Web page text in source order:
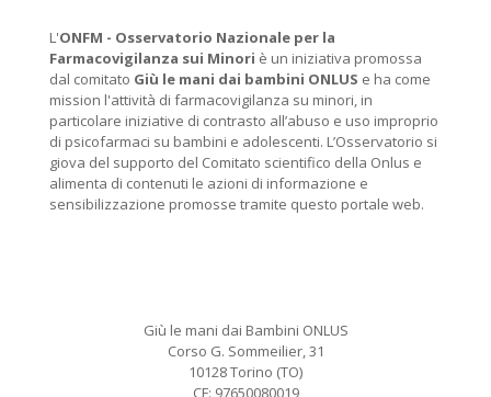
L'ONFM - Osservatorio Nazionale per la
Farmacovigilanza sui Minori è un iniziativa promossa
dal comitato Giù le mani dai bambini ONLUS e ha come
mission l'attività di farmacovigilanza su minori, in
particolare iniziative di contrasto all’abuso e uso improprio
di psicofarmaci su bambini e adolescenti. L’Osservatorio si
giova del supporto del Comitato scientifico della Onlus e
alimenta di contenuti le azioni di informazione e
sensibilizzazione promosse tramite questo portale web.
Giù le mani dai Bambini ONLUS
Corso G. Sommeilier, 31
10128 Torino (TO)
CF: 97650080019